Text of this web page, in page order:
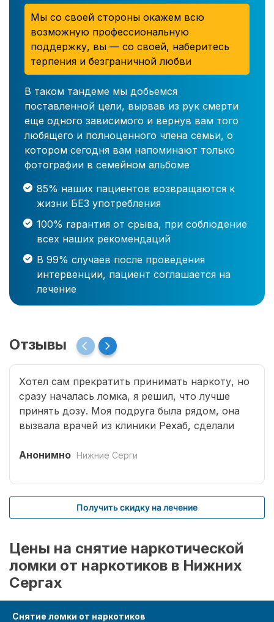
Мы со своей стороны окажем всю
возможную профессиональную
поддержку, вы — со своей, наберитесь
терпения и безграничной любви
В таком тандеме мы добьемся
поставленной цели, вырвав из рук смерти
еще одного зависимого и вернув вам того
любящего и полноценного члена семьи, о
котором сегодня вам напоминают только
фотографии в семейном альбоме
85% наших пациентов возвращаются к
жизни БЕЗ употребления
100% гарантия от срыва, при соблюдение
всех наших рекомендаций
В 99% случаев после проведения
интервенции, пациент соглашается на
лечение
Отзывы
Хотел сам прекратить принимать наркоту, но
сразу началась ломка, я решил, что лучше
принять дозу. Моя подруга была рядом, она
вызвала врачей из клиники Рехаб, сделали
что надо там пролечиться основательно.
Анонимно Нижние Серги
Получить скидку на лечение
Цены на снятие наркотической
ломки от наркотиков в Нижних
Сергах
Снятие ломки от наркотиков